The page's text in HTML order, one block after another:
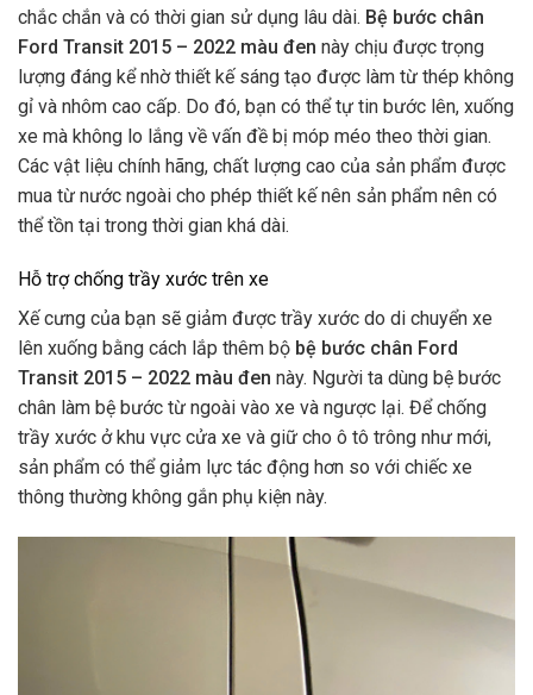
chắc chắn và có thời gian sử dụng lâu dài. Bệ bước chân
Ford Transit 2015 – 2022 màu đen này chịu được trọng
lượng đáng kể nhờ thiết kế sáng tạo được làm từ thép không
gỉ và nhôm cao cấp. Do đó, bạn có thể tự tin bước lên, xuống
xe mà không lo lắng về vấn đề bị móp méo theo thời gian.
Các vật liệu chính hãng, chất lượng cao của sản phẩm được
mua từ nước ngoài cho phép thiết kế nên sản phẩm nên có
thể tồn tại trong thời gian khá dài.
Hỗ trợ chống trầy xước trên xe
Xế cưng của bạn sẽ giảm được trầy xước do di chuyển xe
lên xuống bằng cách lắp thêm bộ bệ bước chân Ford
Transit 2015 – 2022 màu đen này. Người ta dùng bệ bước
chân làm bệ bước từ ngoài vào xe và ngược lại. Để chống
trầy xước ở khu vực cửa xe và giữ cho ô tô trông như mới,
sản phẩm có thể giảm lực tác động hơn so với chiếc xe
thông thường không gắn phụ kiện này.